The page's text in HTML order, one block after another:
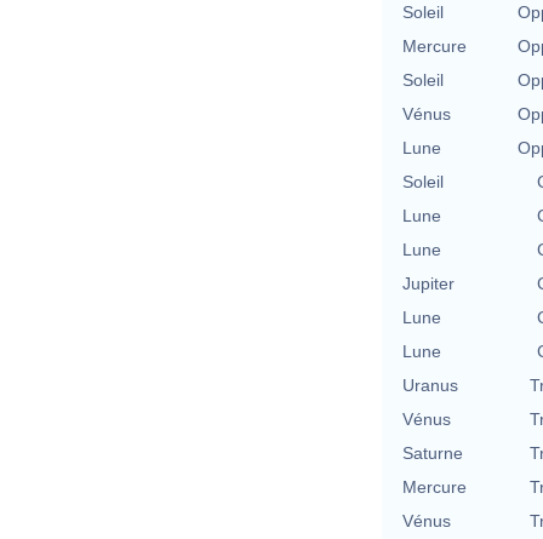
Soleil
Mercure
Soleil
Vénus
Lune
Soleil
Lune
Lune
Jupiter
Lune
Lune
Uranus
Vénus
Saturne
Mercure
Vénus